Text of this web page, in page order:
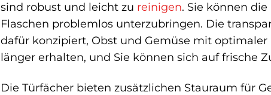
sind robust und leicht zu reinigen. Sie können
Flaschen problemlos unterzubringen. Die
dafür konzipiert, Obst und Gemüse mit
länger erhalten, und Sie können sich auf frische
Die Türfächer bieten zusätzlichen Stauraum für